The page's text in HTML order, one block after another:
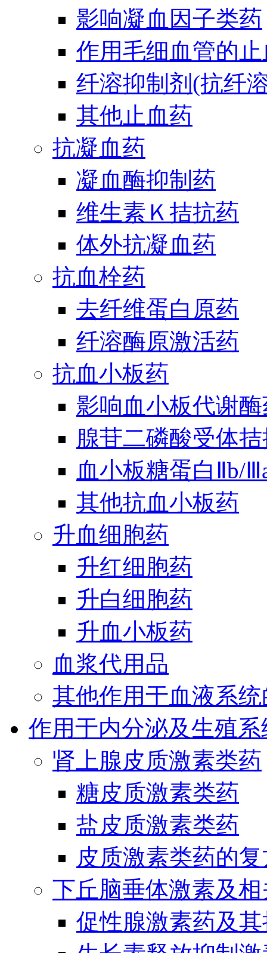
影响凝血因子类药
作用毛细血管的
纤溶抑制剂(抗纤
其他止血药
抗凝血药
凝血酶抑制药
维生素Ｋ拮抗药
体外抗凝血药
抗血栓药
去纤维蛋白原药
纤溶酶原激活药
抗血小板药
影响血小板代谢
腺苷二磷酸受体
血小板糖蛋白Ⅱb/
其他抗血小板药
升血细胞药
升红细胞药
升白细胞药
升血小板药
血浆代用品
其他作用于血液系
作用于内分泌及生殖
肾上腺皮质激素类药
糖皮质激素类药
盐皮质激素类药
皮质激素类药的
下丘脑垂体激素及
促性腺激素药及